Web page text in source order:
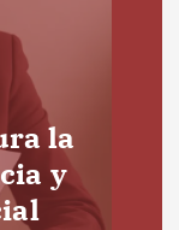
la
y